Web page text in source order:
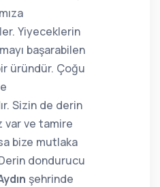
Yiyeceklerin
başarabilen
üründür. Çoğu
Sizin de derin
var ve tamire
bize mutlaka
Derin dondurucu
şehrinde